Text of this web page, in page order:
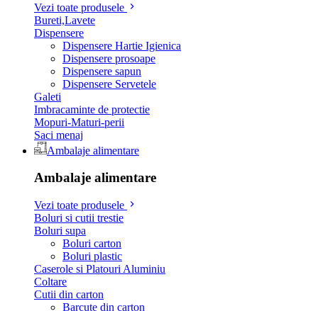
Vezi toate produsele
Bureti,Lavete
Dispensere
Dispensere Hartie Igienica
Dispensere prosoape
Dispensere sapun
Dispensere Servetele
Galeti
Imbracaminte de protectie
Mopuri-Maturi-perii
Saci menaj
Ambalaje alimentare
Ambalaje alimentare
Vezi toate produsele
Boluri si cutii trestie
Boluri supa
Boluri carton
Boluri plastic
Caserole si Platouri Aluminiu
Coltare
Cutii din carton
Barcute din carton